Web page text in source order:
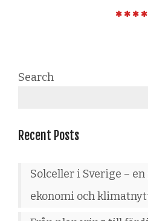
Search
Recent Posts
Solceller i Sverige –
ekonomi och